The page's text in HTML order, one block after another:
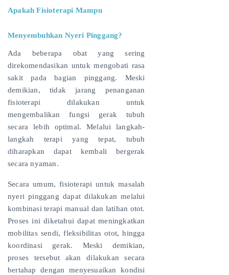
Apakah Fisioterapi Mampu
Menyembuhkan Nyeri Pinggang?
Ada beberapa obat yang sering
direkomendasikan untuk mengobati rasa
sakit pada bagian pinggang. Meski
demikian, tidak jarang penanganan
fisioterapi dilakukan untuk
mengembalikan fungsi gerak tubuh
secara lebih optimal. Melalui langkah-
langkah terapi yang tepat, tubuh
diharapkan dapat kembali bergerak
secara nyaman.
Secara umum, fisioterapi untuk masalah
nyeri pinggang dapat dilakukan melalui
kombinasi terapi manual dan latihan otot.
Proses ini diketahui dapat meningkatkan
mobilitas sendi, fleksibilitas otot, hingga
koordinasi gerak. Meski demikian,
proses tersebut akan dilakukan secara
bertahap dengan menyesuaikan kondisi